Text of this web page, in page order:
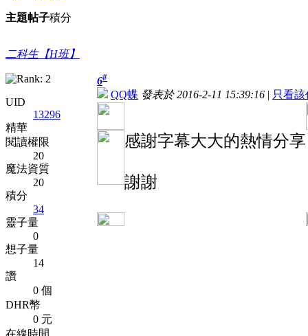
主題帖子積分
二科生【H班】
UID
13296
精華
閱讀權限
20
魔法資質
20
積分
34
靈子量
0
想子量
14
讚
0 個
DHR幣
0 元
在線時間
6#
QQ蝶 發表於 2016-2-11 15:39:16 | 只看該
感謝字幕大大的熱情分享
謝謝